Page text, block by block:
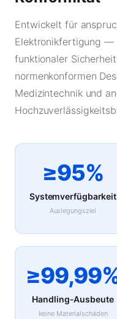
Entwickelt für
Elektronikfertigung —
funktionaler
normenkonformen
Medizintechnik und
≥95%
Systemverfügbarkeit
Auslegungsziel
Handling-Ausbeute
keine Materialschäden